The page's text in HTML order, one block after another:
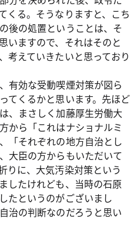
くる。そうなりますと、こち
後の処置ということは、そ
いますので、それはそのと
考えていきたいと思っており
有効な受動喫煙対策が図ら
てくるかと思います。先ほど
、まさしく加藤厚生労働大
から「これはナショナルミ
「それぞれの地方自治とし
大臣の方からもいただいて
りに、大気汚染対策という
したけれども、当時の石原
たというのがございまし
治の判断なのだろうと思い